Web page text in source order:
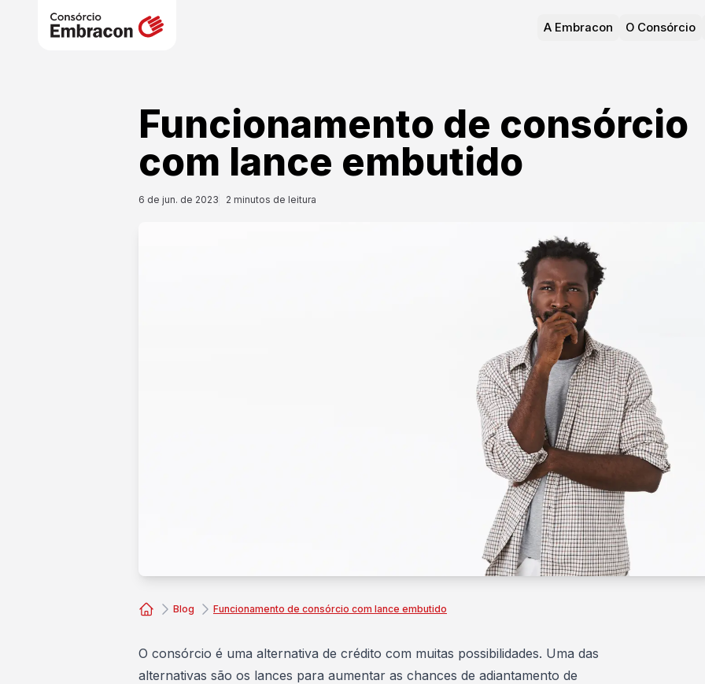
A Embracon O Consórcio
Funcionamento de consórcio
com lance embutido
6 de jun. de 2023 2 minutos de leitura
Blog Funcionamento de consórcio com lance embutido
O consórcio é uma alternativa de crédito com muitas possibilidades. Uma das
alternativas são os lances para aumentar as chances de adiantamento de